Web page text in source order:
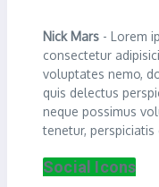
Nick Mars - Lorem
consectetur
voluptates nemo,
quis delectus
neque possimus
tenetur, perspiciatis
Social Icons